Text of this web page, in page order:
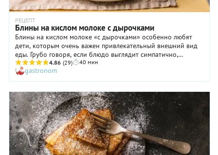
РЕЦЕПТ
Блины на кислом молоке с дырочками
Блины на кислом молоке «с дырочками» особенно любят
дети, которым очень важен привлекательный внешний вид
еды. Грубо говоря, если блюдо выглядит симпатично,
маленькие непоседы непременно его попробуют. Ну а
устоять перед тоненькими кружевными блинчиками, как нам
кажется, просто невозможно, даже если вы подадите их безо
всякого дополнения. Рецепт блинов очень легко
запоминается: 2 яйца, по стакану кислого молока, муки и
воды, ну и сахар, соль, сода в небольших количествах. С
приготовлением блюда вообще не возникнет проблем! В
итоге всего за полчаса на столе появятся вкусные блины с
дырочками, которые будут съедены быстро и без остатка.
4.86 (29) 40 мин
gastronom